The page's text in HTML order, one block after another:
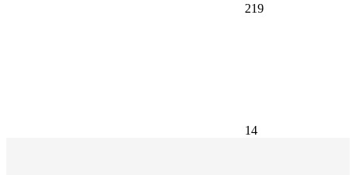
219
14